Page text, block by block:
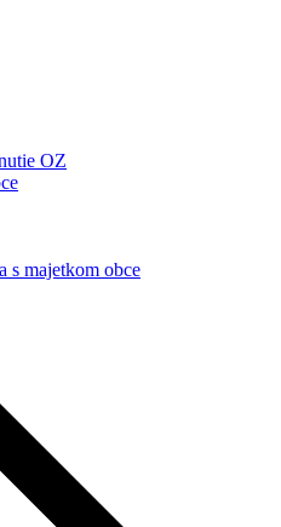
OZ
s majetkom obce